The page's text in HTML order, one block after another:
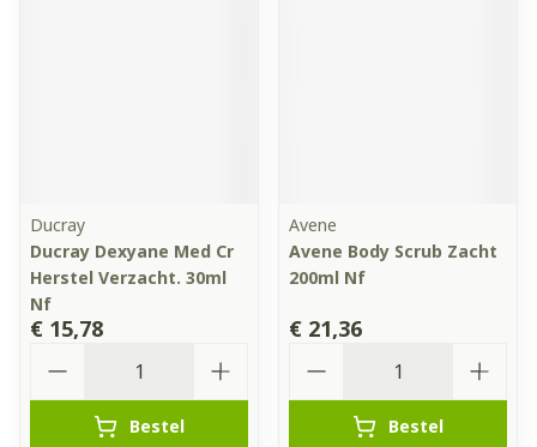
Ducray
Ducray Dexyane Med Cr
Herstel Verzacht. 30ml
Nf
€ 15,78
Bestel
Avene
Avene Body Scrub Zacht
200ml Nf
€ 21,36
Bestel